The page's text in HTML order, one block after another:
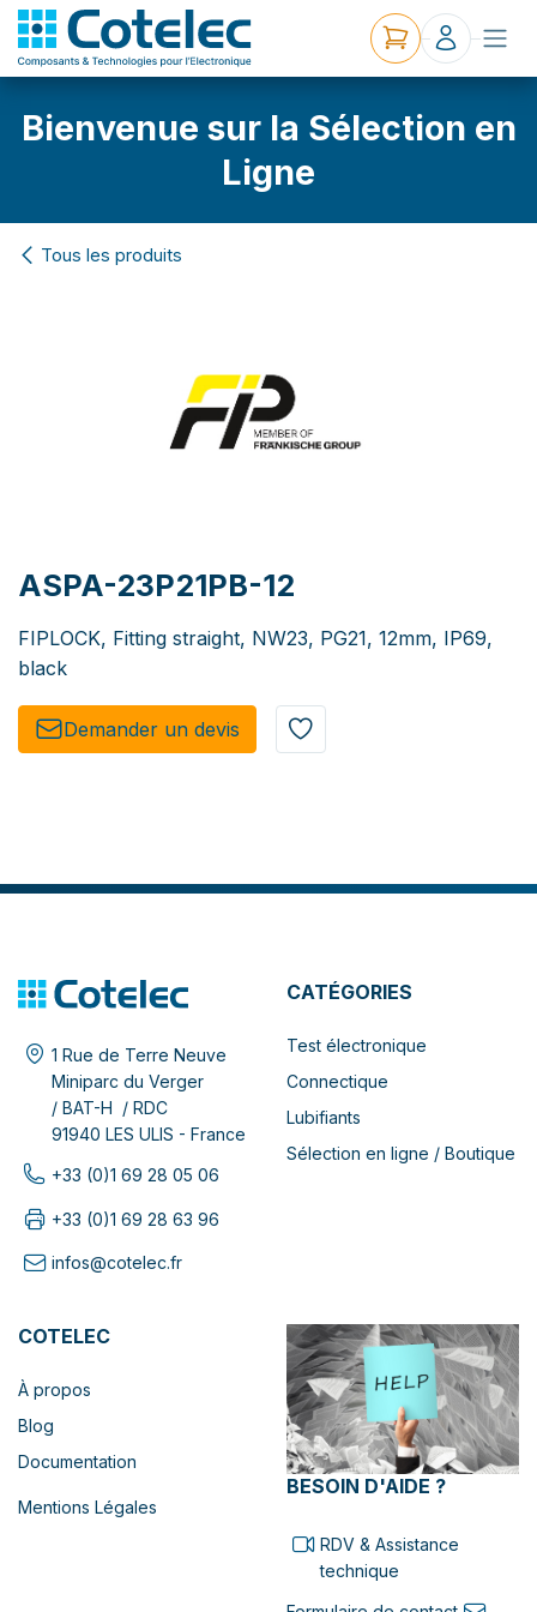
Bienvenue sur la Sélection en
Ligne
Tous les produits
ASPA-23P21PB-12
FIPLOCK, Fitting straight, NW23, PG21, 12mm, IP69,
black
Demander un de​​vis​​
1 Rue de Terre Neuve
Miniparc du Verger
/ BAT-H / RDC
91940 LES ULIS - France
+33 (0)1 69 28 05 06
+33 (0)1 69 28 63 96
infos@cotelec.fr
CATÉGORIES
Test électronique
Connectique
Lubifiants
Sélection en ligne / Boutique
COTELEC
À propos
Blog
Documentation
Mentions Légales
BESOIN D'AIDE ?
RDV & Assistance
technique